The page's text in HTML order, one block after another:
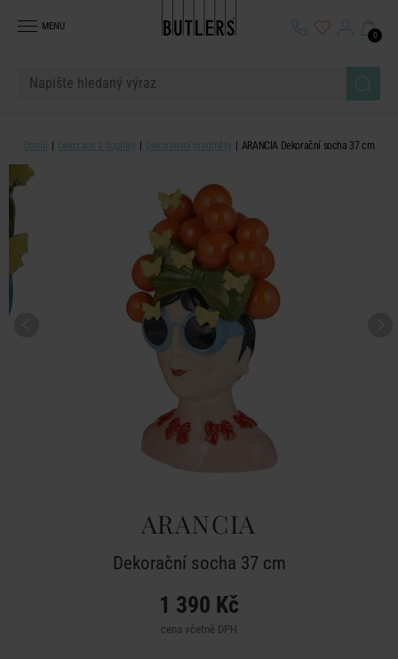
MENU
0
Domů Dekorace a doplňky Dekorativní předměty ARANCIA Dekorační socha 37 cm
ARANCIA
Dekorační socha 37 cm
1 390 Kč
cena včetně DPH